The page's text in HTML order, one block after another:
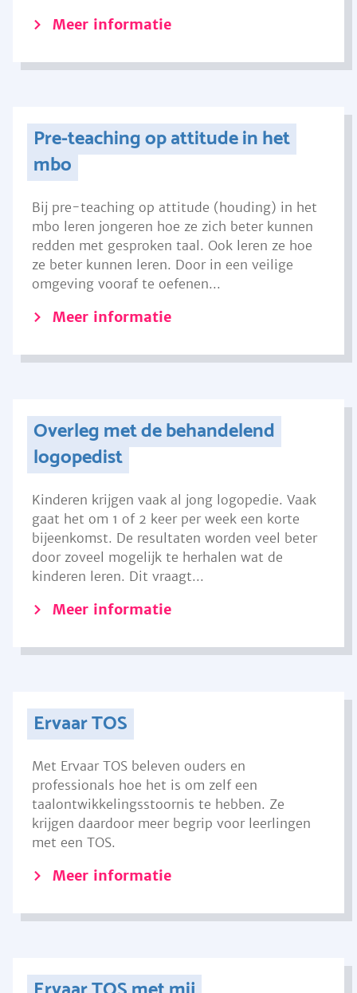
Meer informatie
Pre-teaching op attitude in het
mbo
Bij pre-teaching op attitude (houding) in het
mbo leren jongeren hoe ze zich beter kunnen
redden met gesproken taal. Ook leren ze hoe
ze beter kunnen leren. Door in een veilige
omgeving vooraf te oefenen...
Meer informatie
Overleg met de behandelend
logopedist
Kinderen krijgen vaak al jong logopedie. Vaak
gaat het om 1 of 2 keer per week een korte
bijeenkomst. De resultaten worden veel beter
door zoveel mogelijk te herhalen wat de
kinderen leren. Dit vraagt...
Meer informatie
Ervaar TOS
Met Ervaar TOS beleven ouders en
professionals hoe het is om zelf een
taalontwikkelingsstoornis te hebben. Ze
krijgen daardoor meer begrip voor leerlingen
met een TOS.
Meer informatie